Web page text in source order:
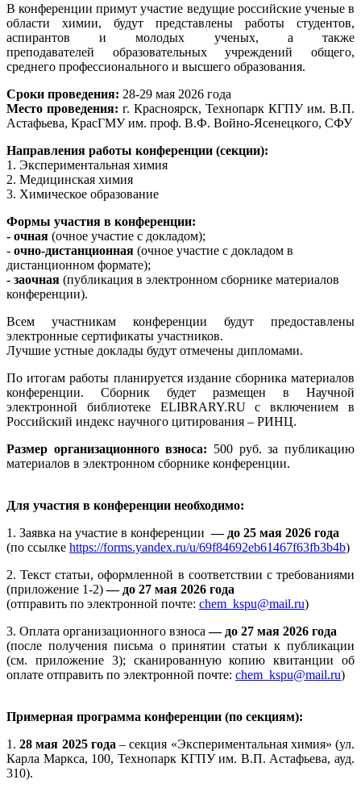
В конференции примут участие ведущие российские ученые в
области химии, будут представлены работы студентов,
аспирантов и молодых ученых, а также
преподавателей образовательных учреждений общего,
среднего профессионального и высшего образования.
Сроки проведения: 28-29 мая 2026 года
Место проведения: г. Красноярск, Технопарк КГПУ им. В.П.
Астафьева, КрасГМУ им. проф. В.Ф. Войно-Ясенецкого, СФУ
Направления работы конференции (секции):
1. Экспериментальная химия
2. Медицинская химия
3. Химическое образование
Формы участия в конференции:
- очная (очное участие с докладом);
- очно-дистанционная (очное участие с докладом в
дистанционном формате);
- заочная (публикация в электронном сборнике материалов
конференции).
Всем участникам конференции будут предоставлены
электронные сертификаты участников.
Лучшие устные доклады будут отмечены дипломами.
По итогам работы планируется издание сборника материалов
конференции. Сборник будет размещен в Научной
электронной библиотеке ELIBRARY.RU c включением в
Российский индекс научного цитирования – РИНЦ.
Размер организационного взноса: 500 руб. за публикацию
материалов в электронном сборнике конференции.
Для участия в конференции необходимо:
1. Заявка на участие в конференции — до 25 мая 2026 года
(по ссылке https://forms.yandex.ru/u/69f84692eb61467f63fb3b4b)
2. Текст статьи, оформленной в соответствии с требованиями
(приложение 1-2)— до 27 мая 2026 года
(отправить по электронной почте: chem_kspu@mail.ru)
3. Оплата организационного взноса — до 27 мая 2026 года
(после получения письма о принятии статьи к публикации
(см. приложение 3); сканированную копию квитанции об
оплате отправить по электронной почте: chem_kspu@mail.ru)
Примерная программа конференции (по секциям):
1.28 мая 2025 года – секция «Экспериментальная химия» (ул.
Карла Маркса, 100, Технопарк КГПУ им. В.П. Астафьева, ауд.
310).